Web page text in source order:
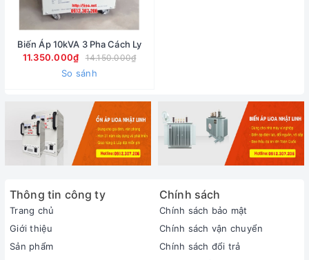
Biến Áp 10kVA 3 Pha Cách Ly
11.350.000₫
14.150.000₫
So sánh
Thông tin công ty
Trang chủ
Giới thiệu
Sản phẩm
Chính sách
Chính sách bảo mật
Chính sách vận chuyển
Chính sách đổi trả